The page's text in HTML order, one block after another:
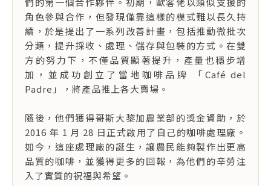
角色參與合作，但發現僅靠這樣的模式難以長久持
續，於是提出了一系列改善計畫，包括推動微批次
分類，提升採收、處理、儲存與包裝的方式。在雙
方的努力下，不僅品質顯著提升，產量也穩步增
加，並成功創立了當地咖啡品牌 「Café del
Padre」，將產品推上各大賣場。
隨後，他們獲得哥斯大黎加農業部的獎金資助，於
2016 年 1 月 28 日正式啟用了自己的咖啡處理廠。
如今，這座處理廠的誕生，讓農民能夠製作出更高
品質的咖啡，並獲得更多的回報，為他們的辛勞注
入了實質的祝福與希望。